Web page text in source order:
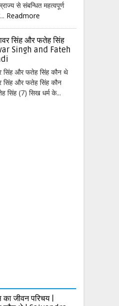
से संबन्धित महत्वपूर्ण
Readmore
सिंह और फतेह सिंह
Singh and Fateh
सिंह और फतेह सिंह कौन थे
सिंह और फतेह सिंह कौन
सिंह (7) सिख धर्म के...
जीवन परिचय |